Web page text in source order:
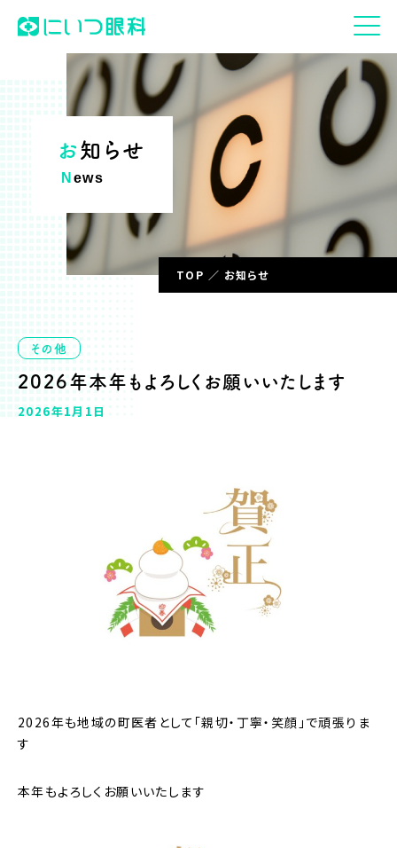
お知らせ
News
TOP お知らせ
その他
2026年本年もよろしくお願いいたします
2026年1月1日
2026年も地域の町医者として「親切・丁寧・笑顔」で頑張りま
す
本年もよろしくお願いいたします